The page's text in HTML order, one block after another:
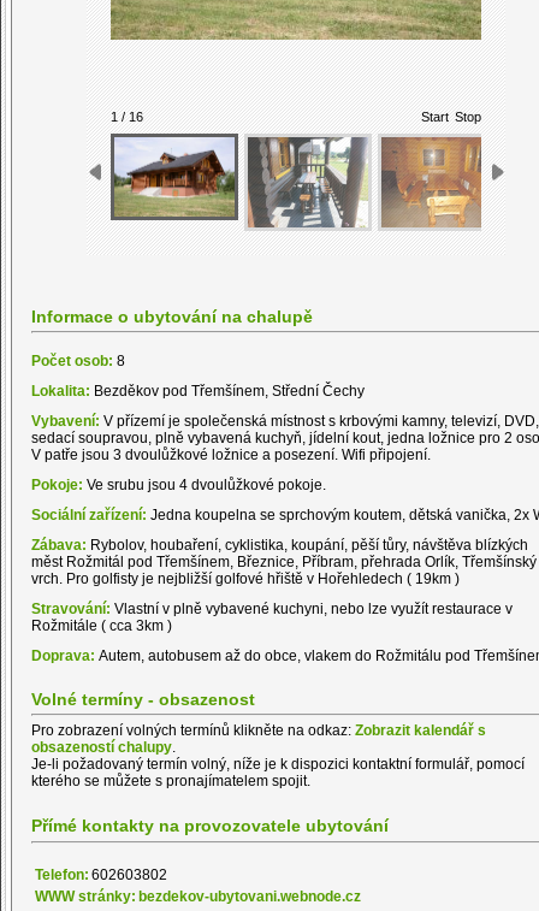
1 / 16 Start Stop
Informace o ubytování na chalupě
Počet osob: 8
Lokalita: Bezděkov pod Třemšínem, Střední Čechy
Vybavení: V přízemí je společenská místnost s krbovými kamny, televizí, DVD,
sedací soupravou, plně vybavená kuchyň, jídelní kout, jedna ložnice pro 2
V patře jsou 3 dvoulůžkové ložnice a posezení. Wifi připojení.
Pokoje: Ve srubu jsou 4 dvoulůžkové pokoje.
Sociální zařízení: Jedna koupelna se sprchovým koutem, dětská vanička, 2x
Zábava: Rybolov, houbaření, cyklistika, koupání, pěší tůry, návštěva blízkých
měst Rožmitál pod Třemšínem, Březnice, Příbram, přehrada Orlík, Třemšínský
vrch. Pro golfisty je nejbližší golfové hřiště v Hořehledech ( 19km )
Stravování: Vlastní v plně vybavené kuchyni, nebo lze využít restaurace v
Rožmitále ( cca 3km )
Doprava: Autem, autobusem až do obce, vlakem do Rožmitálu pod
Volné termíny - obsazenost
Pro zobrazení volných termínů klikněte na odkaz: Zobrazit kalendář s
obsazeností chalupy.
Je-li požadovaný termín volný, níže je k dispozici kontaktní formulář, pomocí
kterého se můžete s pronajímatelem spojit.
Přímé kontakty na provozovatele ubytování
Telefon: 602603802
WWW stránky: bezdekov-ubytovani.webnode.cz